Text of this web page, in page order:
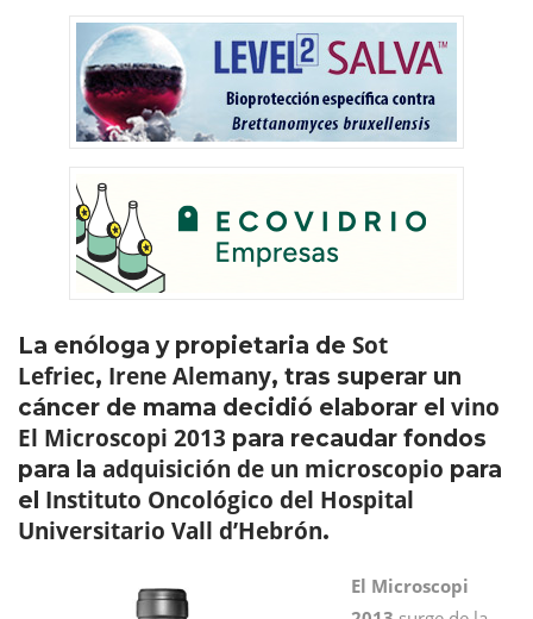
La enóloga y propietaria de Sot
Lefriec, Irene Alemany, tras superar un
cáncer de mama decidió elaborar el vino
El Microscopi 2013 para recaudar fondos
para la adquisición de un microscopio para
el Instituto Oncológico del Hospital
Universitario Vall d’Hebrón.
El Microscopi